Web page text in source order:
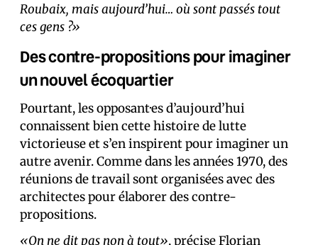
Roubaix, mais aujourd’hui… où sont passés tout
ces gens ?»
Des contre-propositions pour imaginer
un nouvel écoquartier
Pourtant, les opposant·es d’aujourd’hui
connaissent bien cette histoire de lutte
victorieuse et s’en inspirent pour imaginer un
autre avenir. Comme dans les années 1970, des
réunions de travail sont organisées avec des
architectes pour élaborer des contre-
propositions.
«On ne dit pas non à tout», précise Florian